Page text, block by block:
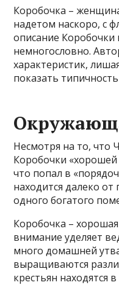
Коробочка –
надетом наскоро, с
описание
немногословно.
характеристик,
показать
Несмотря на то, что
Коробочки
что попал в
находится далеко от
одного богатого
Коробочка –
внимание уделяет
много домашней
выращиваются
крестьян находятся